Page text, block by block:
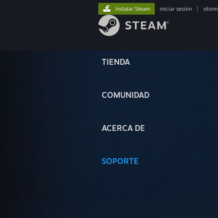
TIENDA
COMUNIDAD
ACERCA DE
SOPORTE
Instalar Steam iniciar sesión